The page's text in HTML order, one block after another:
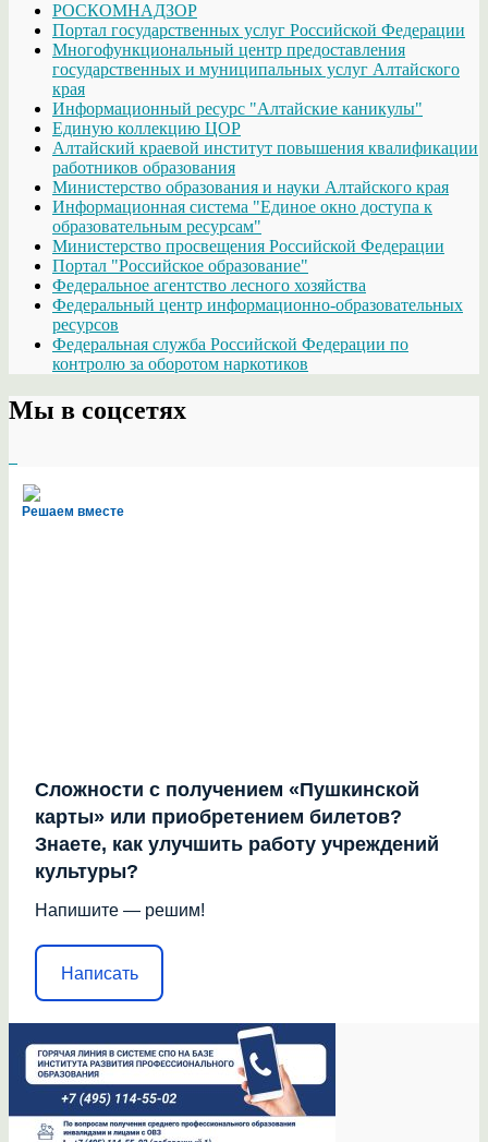
РОСКОМНАДЗОР
Портал государственных услуг Российской Федерации
Многофункциональный центр предоставления
государственных и муниципальных услуг Алтайского
края
Информационный ресурс "Алтайские каникулы"
Единую коллекцию ЦОР
Алтайский краевой институт повышения квалификации
работников образования
Министерство образования и науки Алтайского края
Информационная система "Единое окно доступа к
образовательным ресурсам"
Министерство просвещения Российской Федерации
Портал "Российское образование"
Федеральное агентство лесного хозяйства
Федеральный центр информационно-образовательных
ресурсов
Федеральная служба Российской Федерации по
контролю за оборотом наркотиков
Мы в соцсетях
Решаем вместе
Сложности с получением «Пушкинской
карты» или приобретением билетов?
Знаете, как улучшить работу учреждений
культуры?
Напишите — решим!
Написать